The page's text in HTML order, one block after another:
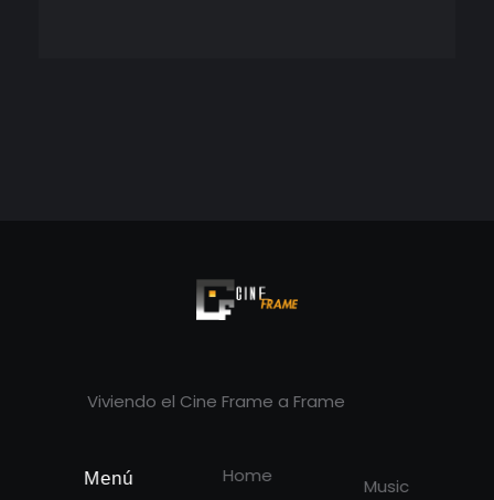
Viviendo el Cine Frame a Frame
Menú
Home
Music